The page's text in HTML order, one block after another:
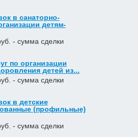
в санаторно-
детям-
- сумма сделки
по организации
детей из...
- сумма сделки
в детские
(профильные)
- сумма сделки